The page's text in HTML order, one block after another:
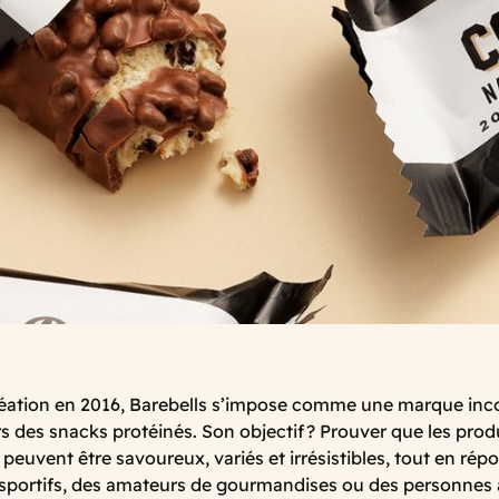
en 2016, Barebells s’impose comme une marque
des snacks protéinés. Son objectif ? Prouver que les
être savoureux, variés et irrésistibles, tout en
des amateurs de gourmandises ou des personnes